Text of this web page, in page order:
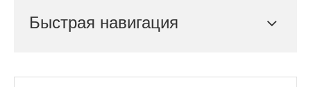
Быстрая навигация